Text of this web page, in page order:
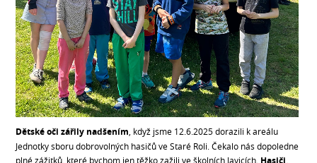
Dětské oči zářily nadšením , když jsme 12.6.2025 dorazili k areálu
Jednotky sboru dobrovolných hasičů ve Staré Roli. Čekalo nás dopoledne
plné zážitků, které bychom jen těžko zažili ve školních lavicích. Hasiči,